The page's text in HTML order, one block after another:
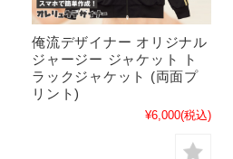
俺流デザイナー オリジナル
ジャージー ジャケット ト
ラックジャケット (両面プ
リント)
¥6,000(税込)